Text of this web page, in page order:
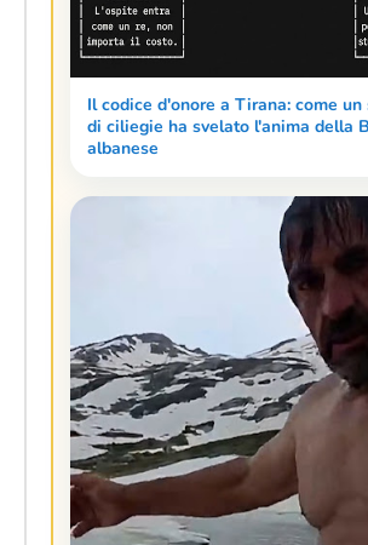
Il codice d'onore a Tirana: come un
di ciliegie ha svelato l'anima della
albanese